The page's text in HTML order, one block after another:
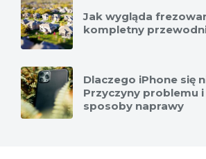
Jak wygląda
kompletny
Dlaczego iPhone się
Przyczyny problemu
sposoby naprawy